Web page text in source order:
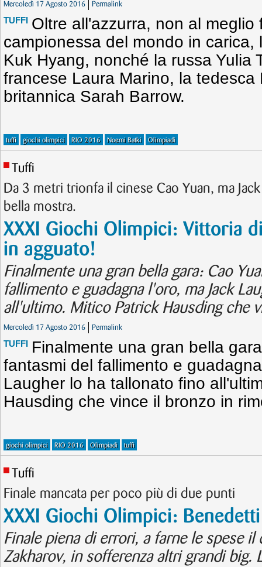
Mercoledì 17 Agosto 2016 Permalink
TUFFI Oltre all'azzurra, non al meglio
campionessa del mondo in carica,
Kuk Hyang, nonché la russa Yulia
francese Laura Marino, la tedesca
britannica Sarah Barrow.
tuffi giochi olimpici RIO 2016 Noemi Batki Olimpiadi
Tuffi
Da 3 metri trionfa il cinese Cao Yuan, ma
bella mostra.
XXXI Giochi Olimpici: Vittoria
in agguato!
Finalmente una gran bella gara: Cao
fallimento e guadagna l'oro, ma Jack
all'ultimo. Mitico Patrick Hausding che
Mercoledì 17 Agosto 2016 Permalink
TUFFI Finalmente una gran bella
fantasmi del fallimento e
Laugher lo ha tallonato fino
Hausding che vince il bronzo in
giochi olimpici RIO 2016 Olimpiadi tuffi
Tuffi
Finale mancata per poco più di due punti
XXXI Giochi Olimpici:
Finale piena di errori, a farne le spese
Zakharov, in sofferenza altri grandi big.